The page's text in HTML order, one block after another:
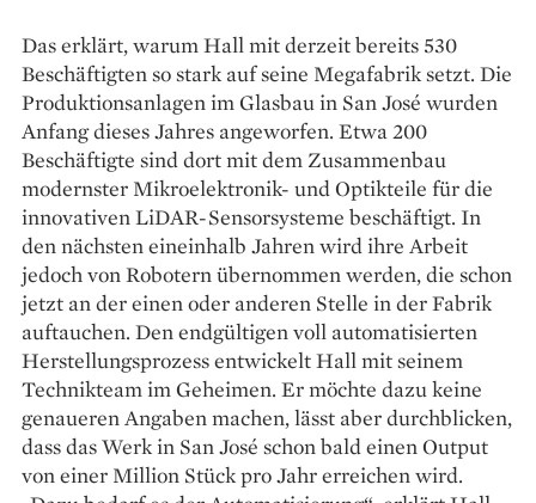
Das erklärt, warum Hall mit derzeit bereits 530
Beschäftigten so stark auf seine Megafabrik setzt. Die
Produktionsanlagen im Glasbau in San José wurden
Anfang dieses Jahres angeworfen. Etwa 200
Beschäftigte sind dort mit dem Zusammenbau
modernster Mikroelektronik- und Optikteile für die
innovativen LiDAR-Sensorsysteme beschäftigt. In
den nächsten eineinhalb Jahren wird ihre Arbeit
jedoch von Robotern übernommen werden, die schon
jetzt an der einen oder anderen Stelle in der Fabrik
auftauchen. Den endgültigen voll automatisierten
Herstellungsprozess entwickelt Hall mit seinem
Technikteam im ­Geheimen. Er möchte dazu keine
genaueren Angaben machen, lässt aber durchblicken,
dass das Werk in San José schon bald einen Output
von einer Million Stück pro Jahr erreichen wird.